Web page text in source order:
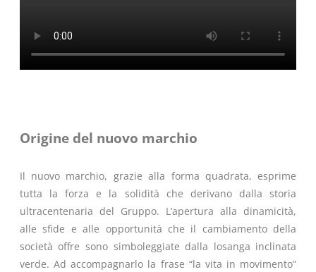
Origine del nuovo marchio
Il nuovo marchio, grazie alla forma quadrata, esprime
tutta la forza e la solidità che derivano dalla storia
ultracentenaria del Gruppo. L’apertura alla dinamicità,
alle sfide e alle opportunità che il cambiamento della
società offre sono simboleggiate dalla losanga inclinata
verde. Ad accompagnarlo la frase “la vita in movimento”